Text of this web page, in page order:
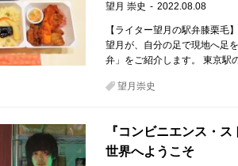
望月 崇史 2022.08.08
【ライター望月の駅弁膝栗毛
望月が、自分の足で現地へ足
弁」をご紹介します。 東京駅
望月崇史
『コンビニエンス・
世界へようこそ